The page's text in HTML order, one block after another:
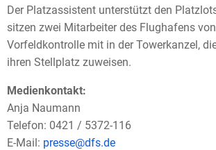
Der Platzassistent unterstützt den
sitzen zwei Mitarbeiter des Flughafens
Vorfeldkontrolle mit in der Towerkanzel,
ihren Stellplatz zuweisen.
Medienkontakt:
Anja Naumann
Telefon: 0421 / 5372-116
E-Mail: presse@dfs.de